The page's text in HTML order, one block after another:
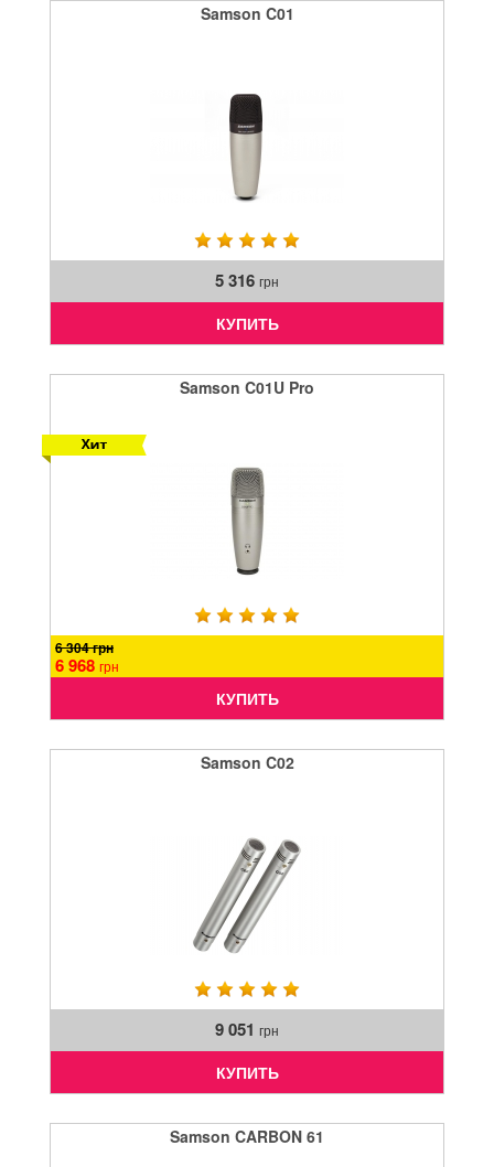
Samson C01
5 316 грн
КУПИТЬ
Samson C01U Pro
6 304 грн
6 968 грн
КУПИТЬ
Samson C02
9 051 грн
КУПИТЬ
Samson CARBON 61